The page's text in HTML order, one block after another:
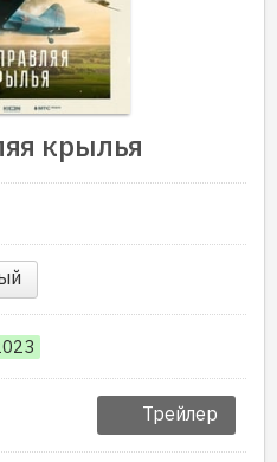
крылья
Трейлер